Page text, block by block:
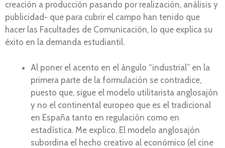
creación a producción pasando por realización, análisis y
publicidad- que para cubrir el campo han tenido que
hacer las Facultades de Comunicación, lo que explica su
éxito en la demanda estudiantil.
Al poner el acento en el ángulo “industrial” en la
primera parte de la formulación se contradice,
puesto que, sigue el modelo utilitarista anglosajón
y no el continental europeo que es el tradicional
en España tanto en regulación como en
estadística. Me explico. El modelo anglosajón
subordina el hecho creativo al económico (el cine